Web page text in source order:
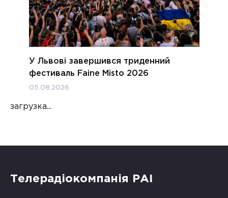
У Львові завершився триденний
фестиваль Faine Misto 2026
05.08.2026
загрузка...
Телерадіокомпанія РАІ